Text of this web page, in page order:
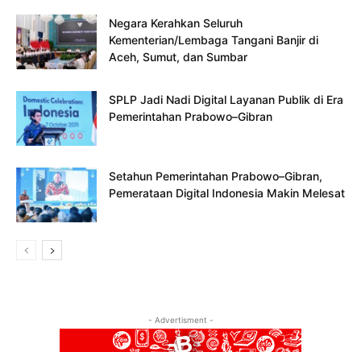
Negara Kerahkan Seluruh
Kementerian/Lembaga Tangani Banjir di
Aceh, Sumut, dan Sumbar
SPLP Jadi Nadi Digital Layanan Publik di Era
Pemerintahan Prabowo–Gibran
Setahun Pemerintahan Prabowo–Gibran,
Pemerataan Digital Indonesia Makin Melesat
- Advertisment -